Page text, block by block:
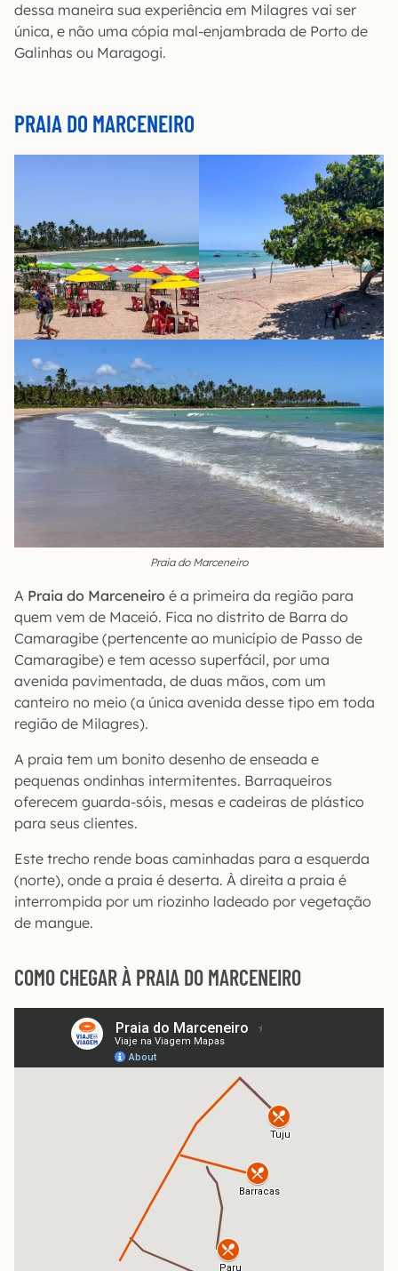
dessa maneira sua experiência em Milagres vai ser
única, e não uma cópia mal-enjambrada de Porto de
Galinhas ou Maragogi.
PRAIA DO MARCENEIRO
Praia do Marceneiro
A Praia do Marceneiro é a primeira da região para
quem vem de Maceió. Fica no distrito de Barra do
Camaragibe (pertencente ao município de Passo de
Camaragibe) e tem acesso superfácil, por uma
avenida pavimentada, de duas mãos, com um
canteiro no meio (a única avenida desse tipo em toda
região de Milagres).
A praia tem um bonito desenho de enseada e
pequenas ondinhas intermitentes. Barraqueiros
oferecem guarda-sóis, mesas e cadeiras de plástico
para seus clientes.
Este trecho rende boas caminhadas para a esquerda
(norte), onde a praia é deserta. À direita a praia é
interrompida por um riozinho ladeado por vegetação
de mangue.
COMO CHEGAR À PRAIA DO MARCENEIRO